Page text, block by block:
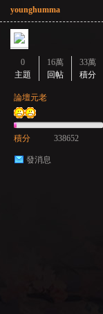
younghumma
0
主題
16萬
回帖
33萬
積分
論壇元老
積分 338652
發消息